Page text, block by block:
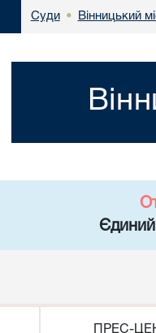
Суди • Вінницький
Єдиний
ПРЕС-